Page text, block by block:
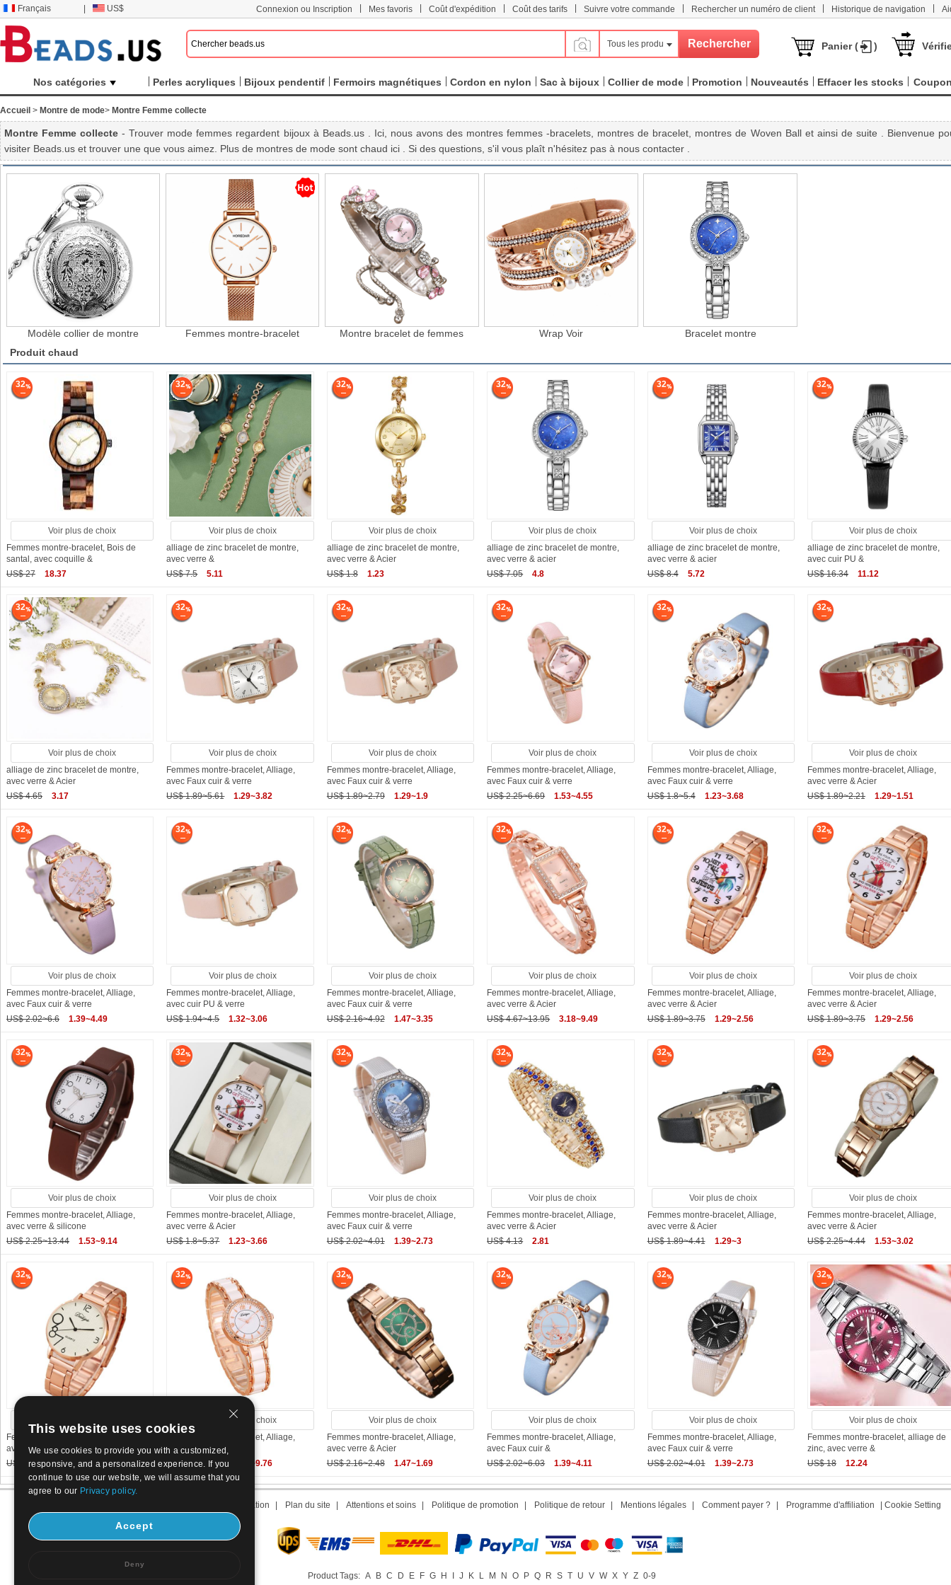
Français US$ Connexion ou Inscription Mes favoris Coût d'expédition Coût des tarifs Suivre votre commande Rechercher un numéro de client Historique de navigation
Tous les produits Panier ( )
Nos catégories Perles acryliques Bijoux pendentif Fermoirs magnétiques Cordon en nylon Sac à bijoux Collier de mode Promotion Nouveautés Effacer les stocks
Accueil > Montre de mode> Montre Femme collecte
Montre Femme collecte - Trouver mode femmes regardent bijoux à Beads.us . Ici, nous avons des montres femmes -bracelets, montres de bracelet, montres de Woven Ball et ainsi de suite . Bienvenue
visiter Beads.us et trouver une que vous aimez. Plus de montres de mode sont chaud ici . Si des questions, s'il vous plaît n'hésitez pas à nous contacter .
Modèle collier de montre Femmes montre-bracelet Montre bracelet de femmes Wrap Voir
Bracelet montre
Produit chaud
32
Voir plus de choix
Femmes montre-bracelet, Bois de
santal, avec coquille &
US$ 27
18.37
32
Voir plus de choix
alliage de zinc bracelet de montre,
avec verre &
US$ 7.5
5.11
32
Voir plus de choix
alliage de zinc bracelet de montre,
avec verre & Acier
US$ 1.8
1.23
32
Voir plus de choix
alliage de zinc bracelet de montre,
avec verre & acier
US$ 7.05
4.8
32
Voir plus de choix
alliage de zinc bracelet de montre,
avec verre & acier
US$ 8.4
5.72
32
Voir plus de choix
alliage de zinc bracelet de montre,
avec cuir PU &
US$ 16.34
11.12
32
Voir plus de choix
alliage de zinc bracelet de montre,
avec verre & Acier
US$ 4.65
3.17
32
Voir plus de choix
Femmes montre-bracelet, Alliage,
avec Faux cuir & verre
US$ 1.89~5.61
1.29~3.82
32
Voir plus de choix
Femmes montre-bracelet, Alliage,
avec Faux cuir & verre
US$ 1.89~2.79
1.29~1.9
32
Voir plus de choix
Femmes montre-bracelet, Alliage,
avec Faux cuir & verre
US$ 2.25~6.69
1.53~4.55
32
Voir plus de choix
Femmes montre-bracelet, Alliage,
avec Faux cuir & verre
US$ 1.8~5.4
1.23~3.68
32
Voir plus de choix
Femmes montre-bracelet, Alliage,
avec verre & Acier
US$ 1.89~2.21
1.29~1.51
32
Voir plus de choix
Femmes montre-bracelet, Alliage,
avec Faux cuir & verre
US$ 2.02~6.6
1.39~4.49
32
Voir plus de choix
Femmes montre-bracelet, Alliage,
avec cuir PU & verre
US$ 1.94~4.5
1.32~3.06
32
Voir plus de choix
Femmes montre-bracelet, Alliage,
avec Faux cuir & verre
US$ 2.16~4.92
1.47~3.35
32
Voir plus de choix
Femmes montre-bracelet, Alliage,
avec verre & Acier
US$ 4.67~13.95
3.18~9.49
32
Voir plus de choix
Femmes montre-bracelet, Alliage,
avec verre & Acier
US$ 1.89~3.75
1.29~2.56
32
Voir plus de choix
Femmes montre-bracelet, Alliage,
avec verre & Acier
US$ 1.89~3.75
1.29~2.56
32
Voir plus de choix
Femmes montre-bracelet, Alliage,
avec verre & silicone
US$ 2.25~13.44
1.53~9.14
32
Voir plus de choix
Femmes montre-bracelet, Alliage,
avec verre & Acier
US$ 1.8~5.37
1.23~3.66
32
Voir plus de choix
Femmes montre-bracelet, Alliage,
avec Faux cuir & verre
US$ 2.02~4.01
1.39~2.73
32
Voir plus de choix
Femmes montre-bracelet, Alliage,
avec verre & Acier
US$ 4.13
2.81
32
Voir plus de choix
Femmes montre-bracelet, Alliage,
avec verre & Acier
US$ 1.89~4.41
1.29~3
32
Voir plus de choix
Femmes montre-bracelet, Alliage,
avec verre & Acier
US$ 2.25~4.44
1.53~3.02
32
Femmes montre-bracelet, Alliage,
avec verre, Placage,
US$ 2.02~3.99
1.39~2.72
32
Voir plus de choix
Femmes montre-bracelet, Alliage,
avec verre & Acier
US$ 3.6~14.34
2.45~9.76
32
Voir plus de choix
Femmes montre-bracelet, Alliage,
avec verre & Acier
US$ 2.16~2.48
1.47~1.69
32
Voir plus de choix
Femmes montre-bracelet, Alliage,
avec Faux cuir &
US$ 2.02~6.03
1.39~4.11
32
Voir plus de choix
Femmes montre-bracelet, Alliage,
avec Faux cuir & verre
US$ 2.02~4.01
1.39~2.73
32
Voir plus de choix
Femmes montre-bracelet, alliage de
zinc, avec verre &
US$ 18
12.24
Conditions d’utilisation Plan du site Attentions et soins Politique de promotion Politique de retour Mentions légales Comment payer ? Programme d'affiliation Cookie Setting
Product Tags: A B C D E F G H I J K L M N O P Q R S T U V W X Y Z 0-9
This website uses cookies
We use cookies to provide you with a customized,
responsive, and a personalized experience. If you
continue to use our website, we will assume that you
agree to our Privacy policy.
Accept
Deny